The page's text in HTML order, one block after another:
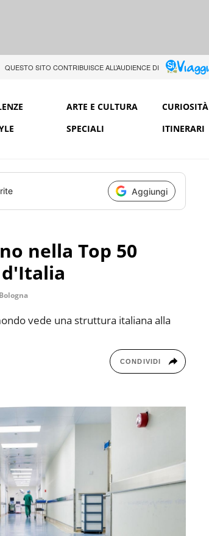
QUESTO SITO CONTRIBUISCE ALL’AUDIENCE DI
ARTE E CULTURA CURIOSITÀ
SPECIALI ITINERARI
Aggiungi
nella Top 50
Bologna
vede una struttura italiana alla
CONDIVIDI